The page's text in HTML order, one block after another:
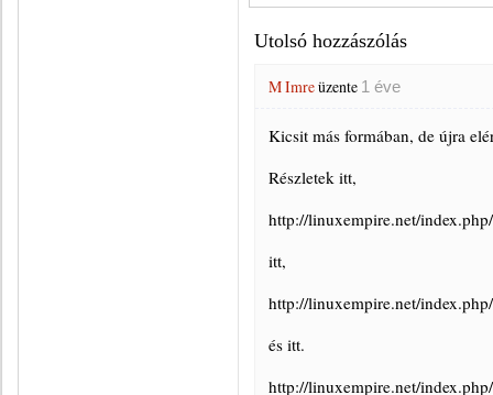
Utolsó hozzászólás
M Imreüzente 1 éve
Kicsit más formában, de újra
Részletek itt,
http://linuxempire.net/
itt,
http://linuxempire.net/
és itt.
http://linuxempire.net/